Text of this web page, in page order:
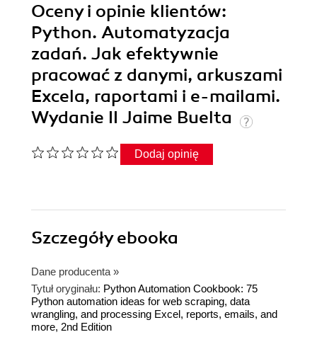
Oceny i opinie klientów:
Python. Automatyzacja
zadań. Jak efektywnie
pracować z danymi, arkuszami
Excela, raportami i e-mailami.
Wydanie II Jaime Buelta
Dodaj opinię
Szczegółyebooka
Dane producenta »
Tytuł oryginału: Python Automation Cookbook: 75
Python automation ideas for web scraping, data
wrangling, and processing Excel, reports, emails, and
more, 2nd Edition